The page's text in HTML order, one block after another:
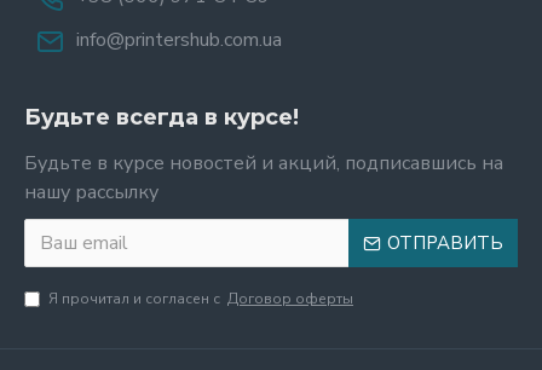
info@printershub.com.ua
Будьте всегда в курсе!
Будьте в курсе новостей и акций, подписавшись на
нашу рассылку
ОТПРАВИТЬ
Я прочитал и согласен с Договор оферты